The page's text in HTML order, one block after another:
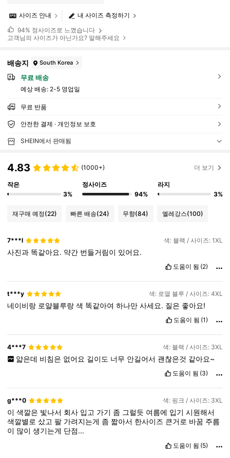
내 사이즈 측정하기
사이즈 안내
94% 정사이즈로 느꼈습니다
고객님의 사이즈가 아닌가요? 말해주세요
배송지 South Korea
무료 배송
예상 배송: 2-5 영업일
무료 반품
안전한 결제 · 개인정보 보호
SHEIN에서 판매됨
4.83 (1000+) 더 보기
작은
3%
정사이즈
94%
라지
3%
재구매 예정(22) 빠른 배송(24) 무향(84) 엘레강스(100)
7***l 색: 블랙 / 사이즈: 1XL
사진과 똑같아요. 약간 번들거림이 있어요.
도움이 됨 (2)
t***y 색: 로열 블루 / 사이즈: 4XL
네이비랑 로얄블루랑색 똑같아여하나만사세요. 질은 좋아요!
도움이 됨 (1)
4***7 색: 블랙 / 사이즈: 3XL
얇은데 비침은 없어요 길이도 너무 안길어서 괜찮은것 같아요~
도움이 됨 (3)
g***0 색: 핑크 / 사이즈: 3XL
이색깔은 빛나서 회사 입고 가기 좀 그럴듯 여름에 입기시원해서
색깔별로샀고팔 가려지는게 좀 짧아서 한사이즈 큰거로 바꿈 주름
이 많이생기는게 단점...
도움이 됨 (5)